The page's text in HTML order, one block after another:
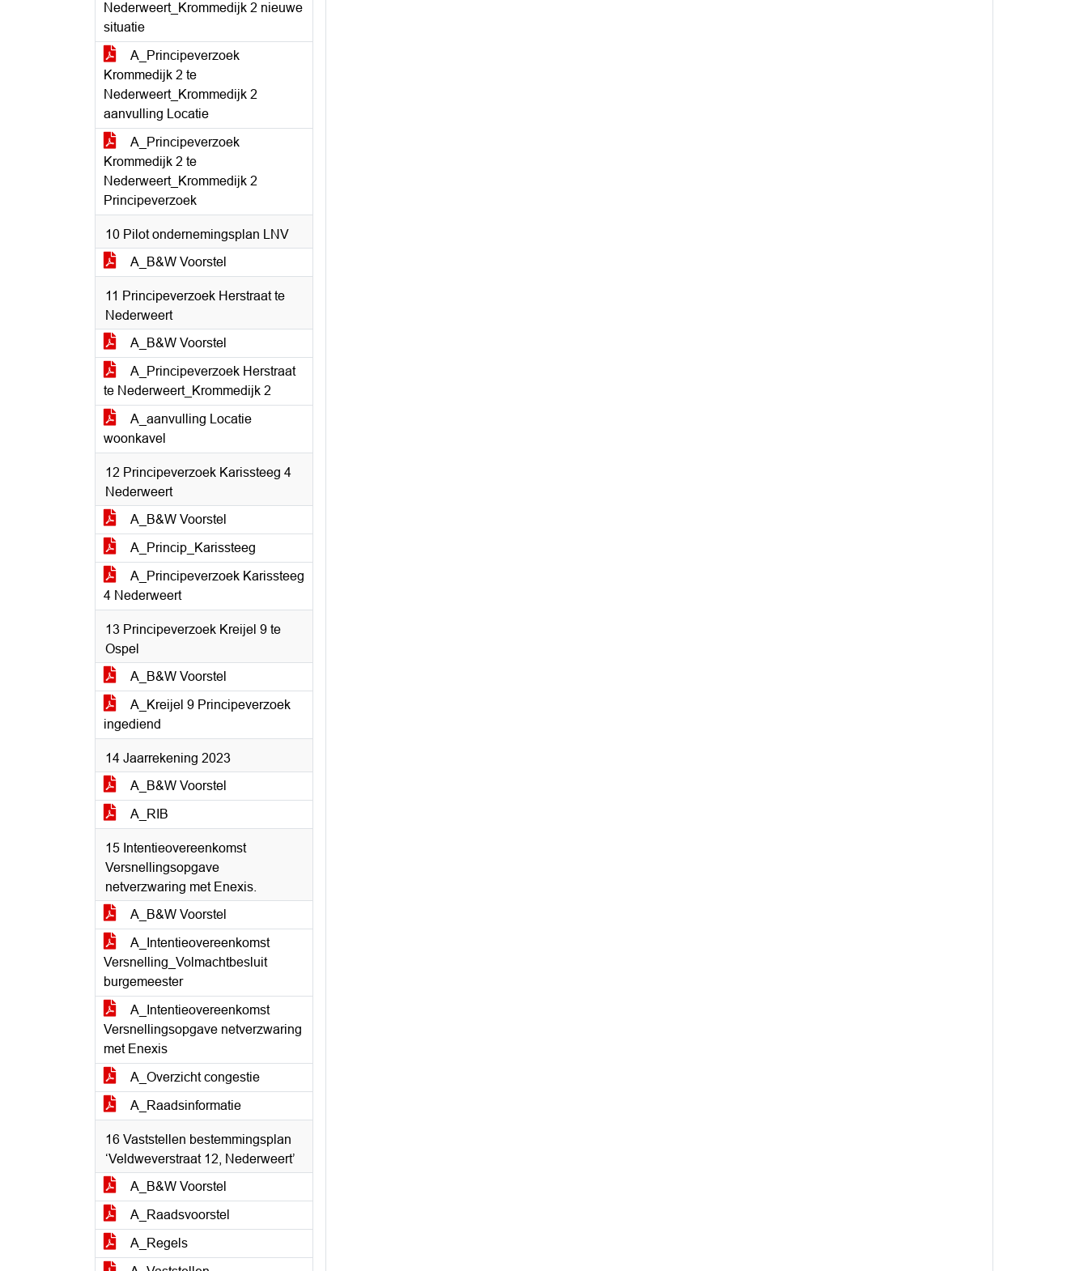
Nederweert_Krommedijk 2 nieuwe
situatie
A_Principeverzoek
Krommedijk 2 te
Nederweert_Krommedijk 2
aanvulling Locatie
A_Principeverzoek
Krommedijk 2 te
Nederweert_Krommedijk 2
Principeverzoek
10 Pilot ondernemingsplan LNV
A_B&W Voorstel
11 Principeverzoek Herstraat te
Nederweert
A_B&W Voorstel
A_Principeverzoek Herstraat
te Nederweert_Krommedijk 2
A_aanvulling Locatie
woonkavel
12 Principeverzoek Karissteeg 4
Nederweert
A_B&W Voorstel
A_Princip_Karissteeg
A_Principeverzoek Karissteeg
4 Nederweert
13 Principeverzoek Kreijel 9 te
Ospel
A_B&W Voorstel
A_Kreijel 9 Principeverzoek
ingediend
14 Jaarrekening 2023
A_B&W Voorstel
A_RIB
15 Intentieovereenkomst
Versnellingsopgave
netverzwaring met Enexis.
A_B&W Voorstel
A_Intentieovereenkomst
Versnelling_Volmachtbesluit
burgemeester
A_Intentieovereenkomst
Versnellingsopgave netverzwaring
met Enexis
A_Overzicht congestie
A_Raadsinformatie
16 Vaststellen bestemmingsplan
‘Veldweverstraat 12, Nederweert’
A_B&W Voorstel
A_Raadsvoorstel
A_Regels